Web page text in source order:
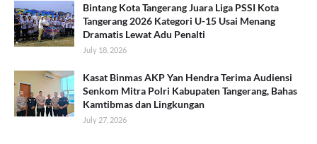
Bintang Kota Tangerang Juara Liga PSSI Kota
Tangerang 2026 Kategori U-15 Usai Menang
Dramatis Lewat Adu Penalti
July 18, 2026
Kasat Binmas AKP Yan Hendra Terima Audiensi
Senkom Mitra Polri Kabupaten Tangerang, Bahas
Kamtibmas dan Lingkungan
July 27, 2026